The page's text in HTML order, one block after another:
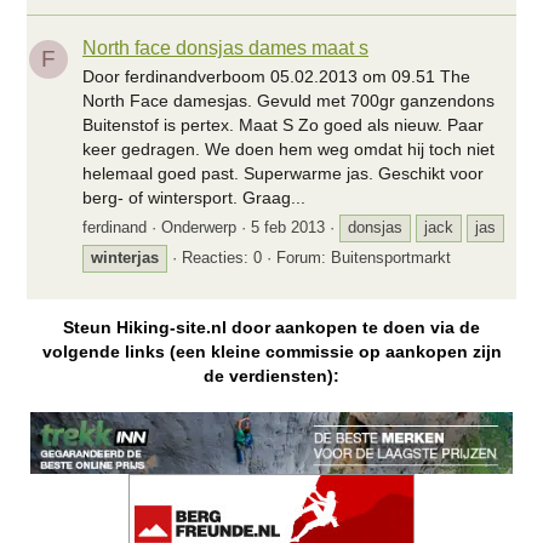
F North face donsjas dames maat s
Door ferdinandverboom 05.02.2013 om 09.51 The
North Face damesjas. Gevuld met 700gr ganzendons
Buitenstof is pertex. Maat S Zo goed als nieuw. Paar
keer gedragen. We doen hem weg omdat hij toch niet
helemaal goed past. Superwarme jas. Geschikt voor
berg- of wintersport. Graag...
ferdinand Onderwerp 5 feb 2013 donsjas jack
jas
winterjas
Reacties: 0 Forum: Buitensportmarkt
Steun Hiking-site.nl door aankopen te doen via de
volgende links (een kleine commissie op aankopen zijn
de verdiensten):